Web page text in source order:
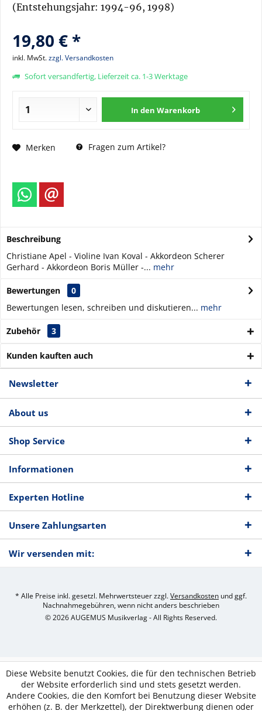
(Entstehungsjahr: 1994-96, 1998)
19,80 € *
inkl. MwSt.zzgl. Versandkosten
Sofort versandfertig, Lieferzeit ca. 1-3 Werktage
In den Warenkorb
Merken Fragen zum Artikel?
Beschreibung
Christiane Apel - Violine Ivan Koval - Akkordeon Scherer
Gerhard - Akkordeon Boris Müller -... mehr
Bewertungen
0
Bewertungen lesen, schreiben und diskutieren... mehr
Zubehör 3
Kunden kauften auch
Newsletter
About us
Shop Service
Informationen
Experten Hotline
Unsere Zahlungsarten
Wir versenden mit:
* Alle Preise inkl. gesetzl. Mehrwertsteuer zzgl.Versandkosten und ggf.
Nachnahmegebühren, wenn nicht anders beschrieben
© 2026 AUGEMUS Musikverlag - All Rights Reserved.
Diese Website benutzt Cookies, die für den technischen Betrieb
der Website erforderlich sind und stets gesetzt werden.
Andere Cookies, die den Komfort bei Benutzung dieser Website
erhöhen (z. B. der Merkzettel), der Direktwerbung dienen oder